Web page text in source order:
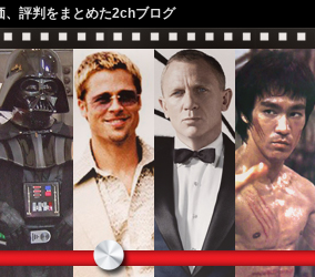
評判をまとめた2chブログ